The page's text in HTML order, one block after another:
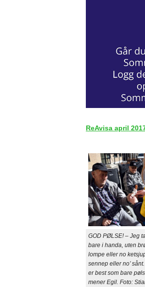
ReAvisa april
GOD PØLSE! – Jeg
bare i handa, uten
lompe eller no
sennep eller no’
er best som bare
mener Egil. Foto: